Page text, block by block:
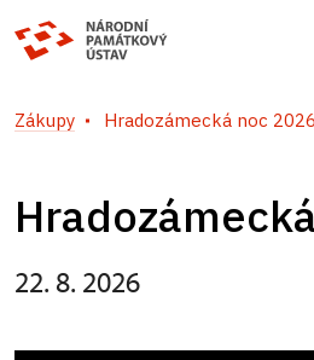
Zákupy Hradozámecká noc 2026
22. 8. 2026